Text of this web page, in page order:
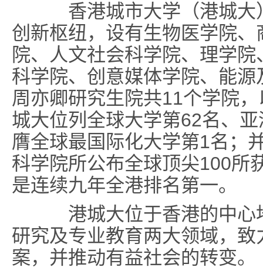
香港城市大学（港城大
创新枢纽，设有生物医学院
院、人文社会科学院、理学
科学院、创意媒体学院、能
周亦卿研究生院共11个学院
城大位列全球大学第62名、
膺全球最国际化大学第1名；
科学院所公布全球顶尖100所
是连续九年全港排名第一。
港城大位于香港的中心
研究及专业教育两大领域，
案，并推动有益社会的转变。